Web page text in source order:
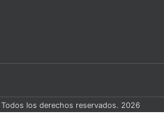
| Todos los derechos reservados. 2026